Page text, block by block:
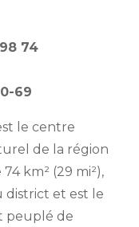
74
69
le centre
de la région
km² (29 mi²),
district et est le
peuplé de